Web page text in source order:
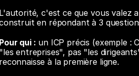
L'autorité, c'est ce que vous valez
en répondant à 3
Pour qui : un ICP précis (exemple :
"les entreprises", pas "les
reconnaisse à la première ligne.